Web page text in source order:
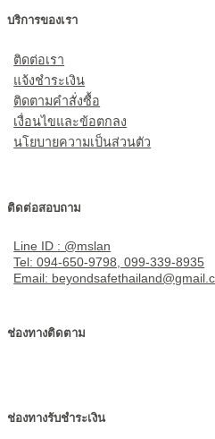
บริการของเรา
ติดต่อเรา
แจ้งชำระเงิน
ติดตามคำสั่งซื้อ
เงื่อนไขและข้อตกลง
นโยบายความเป็นส่วนตัว
ติดต่อสอบถาม
Line ID : @mslan
Tel: 094-650-9798, 099-339-8935
Email:
ช่องทางติดตาม
ช่องทางรับชำระเงิน